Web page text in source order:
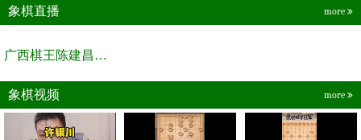
象棋直播 more
广西棋王陈建昌直播间
象棋视频 more